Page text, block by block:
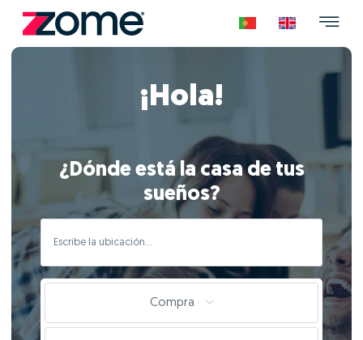
¡Hola!
¿Dónde está la casa de tus
sueños?
Compra